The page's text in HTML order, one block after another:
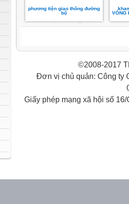
phương tiện giao thông đường
bộ
VÒNG
©2008-2017
Đơn vị chủ quản: Công ty
Giấy phép mạng xã hội số